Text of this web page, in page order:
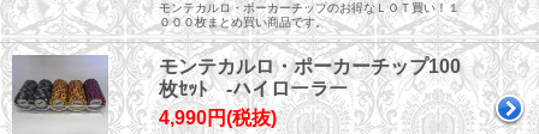
モンテカルロ・ポーカーチップのお得なＬＯＴ買い！１
０００枚まとめ買い商品です。
モンテカルロ・ポーカーチップ100
枚ｾｯﾄ -ハイローラー
4,990円(税抜)